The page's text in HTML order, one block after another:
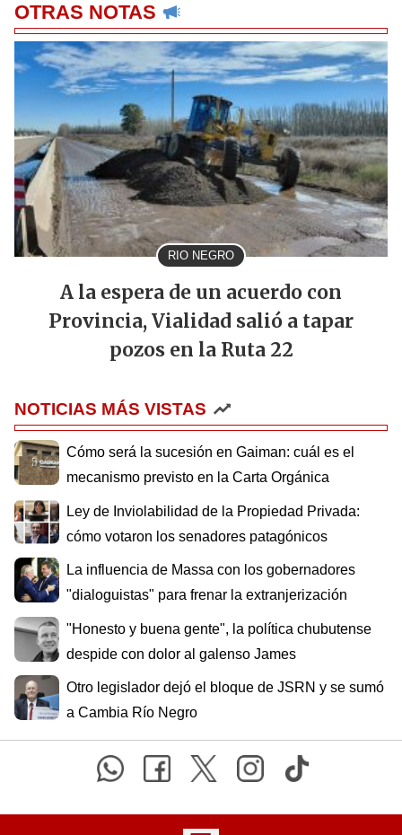
OTRAS NOTAS
RIO NEGRO
A la espera de un acuerdo con
Provincia, Vialidad salió a tapar
pozos en la Ruta 22
NOTICIAS MÁS VISTAS
Cómo será la sucesión en Gaiman: cuál es el
mecanismo previsto en la Carta Orgánica
Ley de Inviolabilidad de la Propiedad Privada:
cómo votaron los senadores patagónicos
La influencia de Massa con los gobernadores
"dialoguistas" para frenar la extranjerización
"Honesto y buena gente", la política chubutense
despide con dolor al galenso James
Otro legislador dejó el bloque de JSRN y se sumó
a Cambia Río Negro